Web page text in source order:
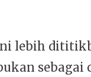
lebih